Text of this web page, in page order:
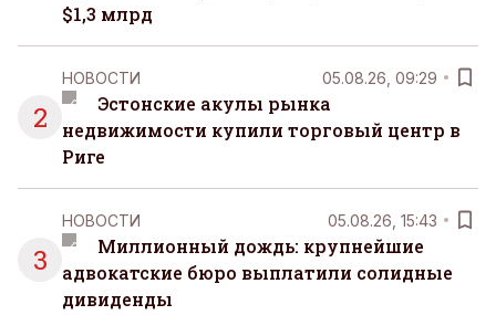
$1,3 млрд
2
НОВОСТИ 05.08.26, 09:29
Эстонские акулы рынка
недвижимости купили торговый центр в
Риге
3
НОВОСТИ 05.08.26, 15:43
Миллионный дождь: крупнейшие
адвокатские бюро выплатили солидные
дивиденды